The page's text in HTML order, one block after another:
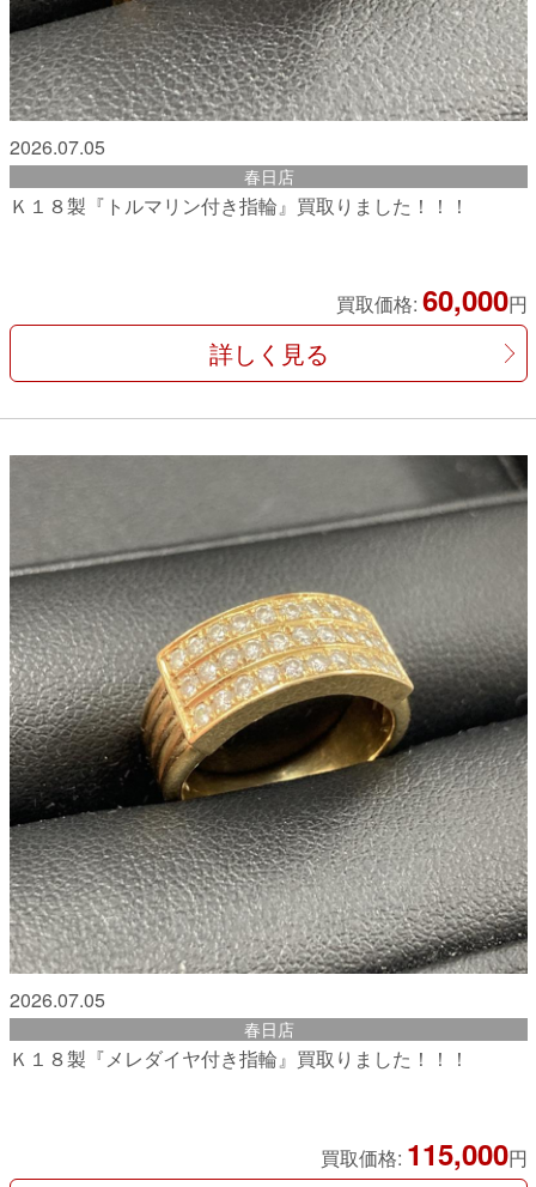
2026.07.05
春日店
Ｋ１８製『トルマリン付き指輪』買取りました！！！
買取価格: 60,000円
詳しく見る
2026.07.05
春日店
Ｋ１８製『メレダイヤ付き指輪』買取りました！！！
買取価格: 115,000円